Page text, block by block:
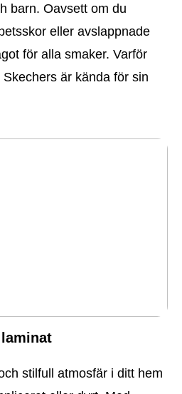
barn. Oavsett om du
eller avslappnade
för alla smaker. Varför
är kända för sin
stilfull atmosfär i ditt hem